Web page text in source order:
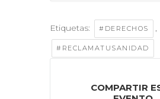
Etiquetas: #DERECHOS ,
#RECLAMATUSANIDAD
COMPARTIR